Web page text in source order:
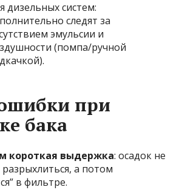
дизельных систем:
следят за
эмульсии и
(помпа/ручной
при
бака
короткая выдержка: осадок не
разрыхлиться, а потом
в фильтре.